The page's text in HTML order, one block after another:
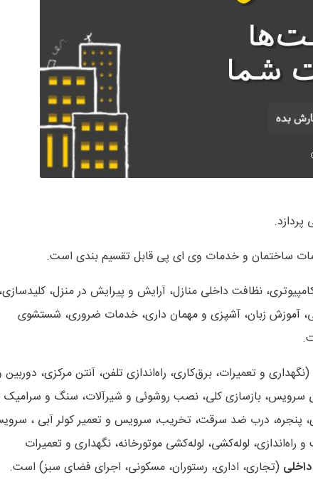
ساختمان و خدمات وی ای پی قابل تقسیم بندی است.
نظافت داخلی منازل، آرایش و پیرایش در منزل، کلیدسازی،
آموزش زبان، آشپزی و مهمان داری، خدمات ضروری، شستشوی
(نگهداری و تعمیرات، برق‌کاری، راه‌اندازی تلفن، آنتن مرکزی، دوربین
سرویس، بازسازی کلی، نصب روشوئی و شیرآلات، سنگ و سرامیک
پنجره، درب ضد سرقت، تخریب، سرویس و تعمیر کولر آبی ،
راه‌اندازی، لوله‌کشی، لوله‌کشی موتورخانه، نگهداری و تعمیرات
(تجاری، اداری، رستوران، مسکونی، اجرای فضای سبز) است.